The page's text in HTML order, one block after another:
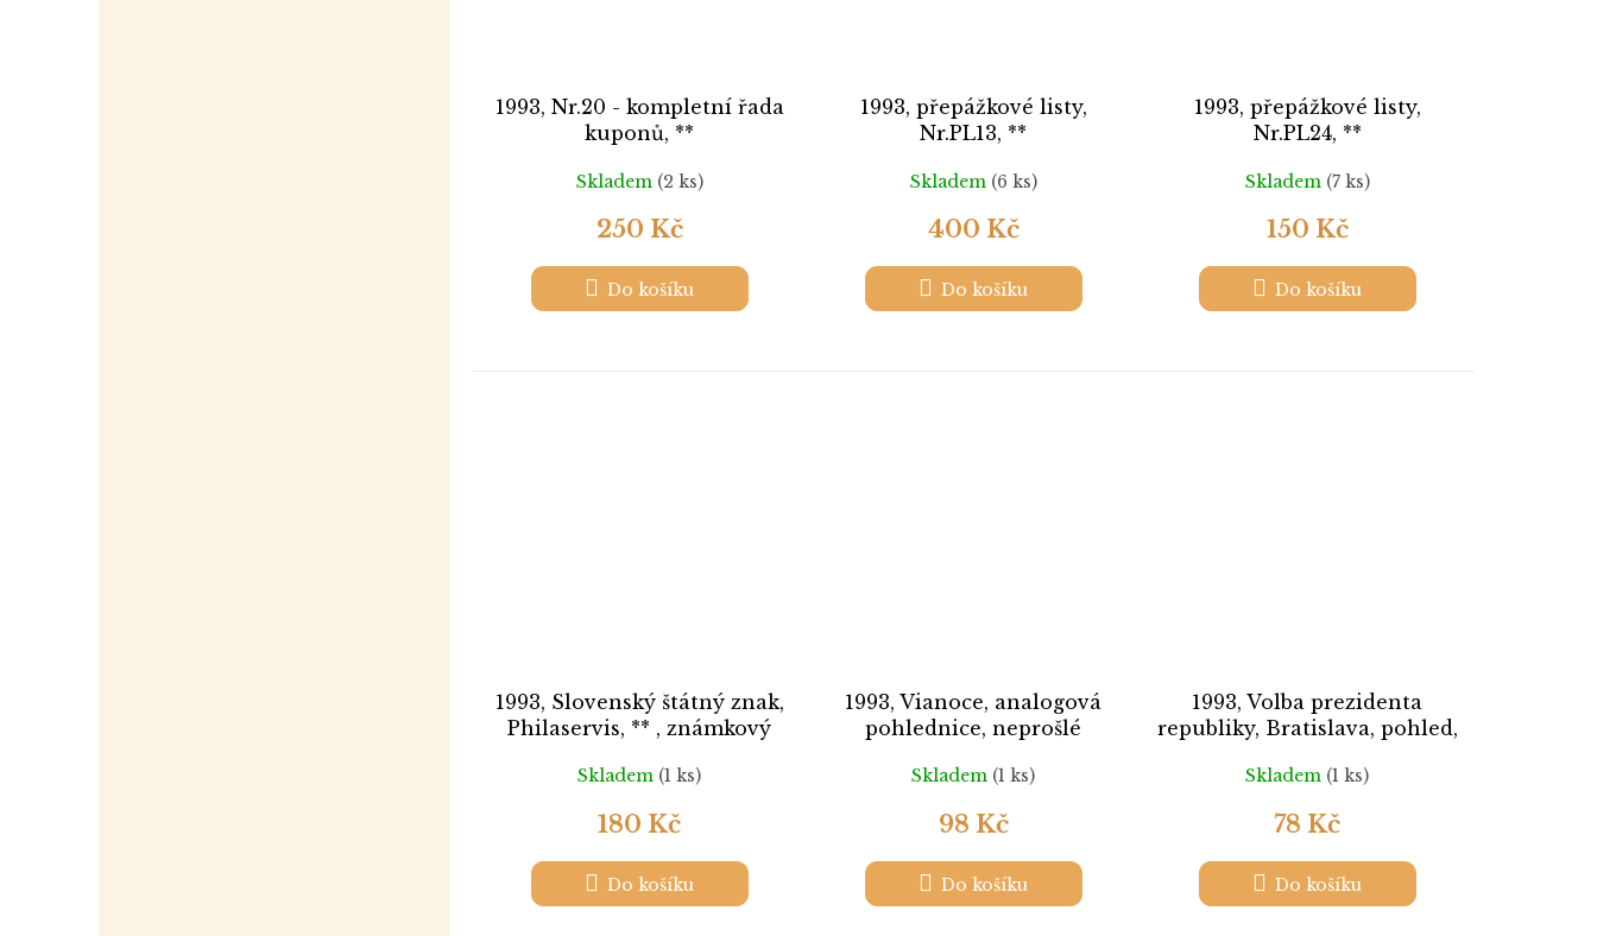
1993, Nr.20 - kompletní řada
kuponů, **
Skladem (2 ks)
250 Kč
Do košíku
1993, přepážkové listy,
Nr.PL13, **
Skladem (6 ks)
400 Kč
Do košíku
1993, přepážkové listy,
Nr.PL24, **
Skladem (7 ks)
150 Kč
Do košíku
1993, Slovenský štátný znak,
Philaservis, ** , známkový
Skladem (1 ks)
180 Kč
Do košíku
1993, Vianoce, analogová
pohlednice, neprošlé
Skladem (1 ks)
98 Kč
Do košíku
1993, Volba prezidenta
republiky, Bratislava, pohled,
Skladem (1 ks)
78 Kč
Do košíku